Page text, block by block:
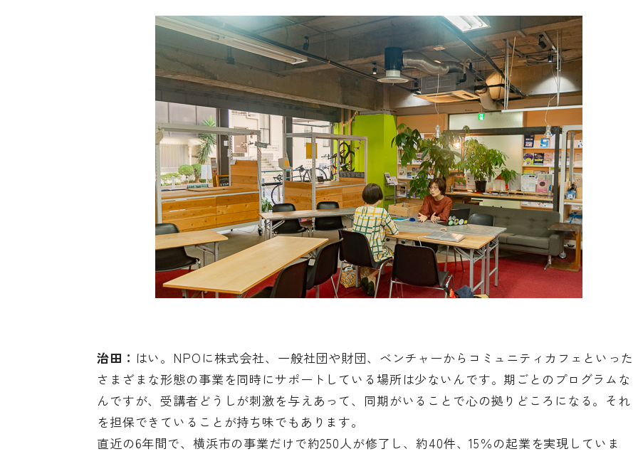
治田： はい。NPOに株式会社、一般社団や財団、ベンチャーからコミュニティカフェといった
さまざまな形態の事業を同時にサポートしている場所は少ないんです。期ごとのプログラムな
んですが、受講者どうしが刺激を与えあって、同期がいることで心の拠りどころになる。それ
を担保できていることが持ち味でもあります。
直近の6年間で、横浜市の事業だけで約250人が修了し、約40件、15％の起業を実現していま